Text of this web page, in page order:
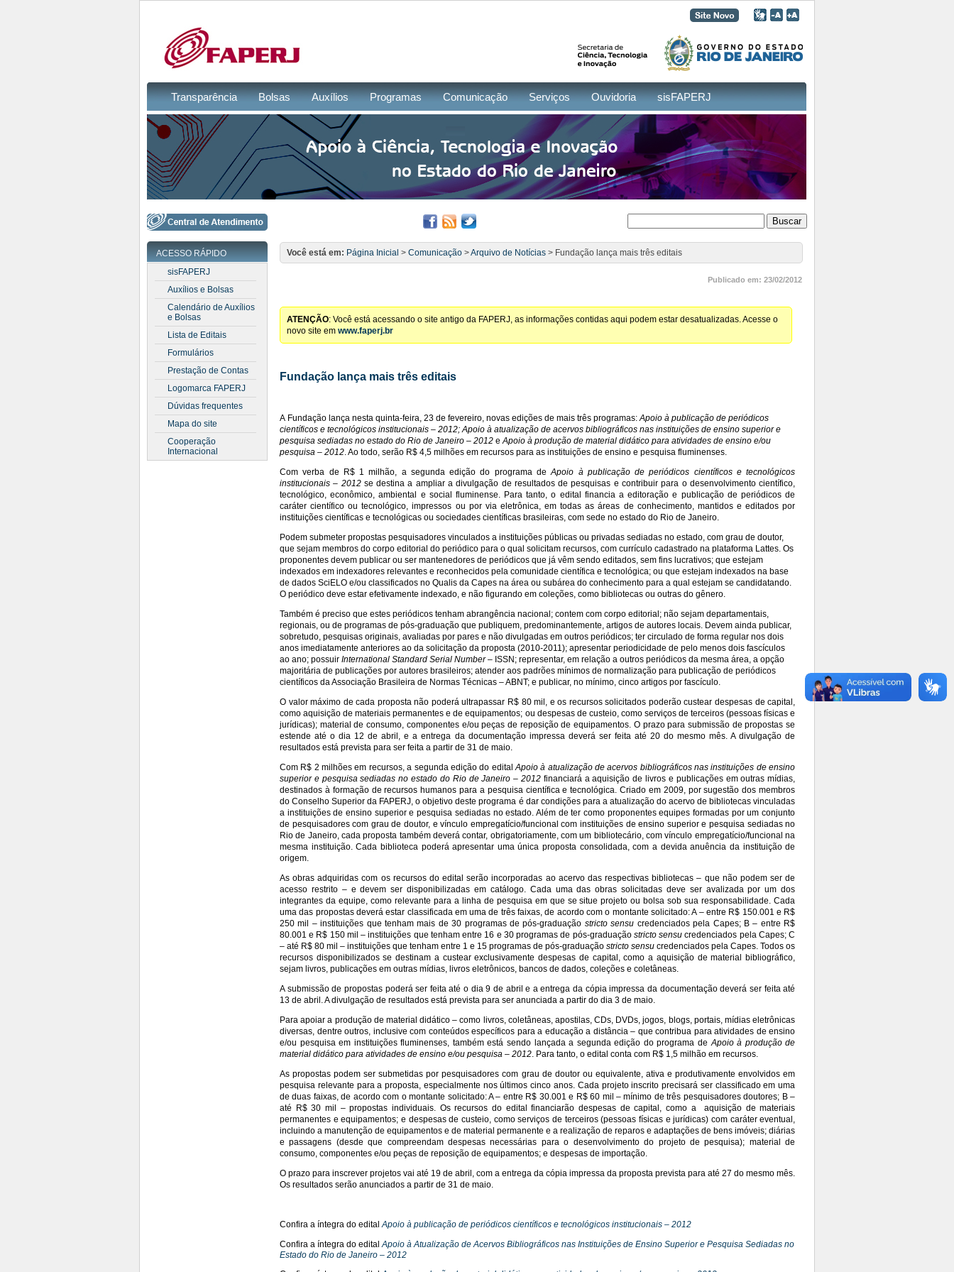
Transparência Bolsas Auxílios Programas Comunicação Serviços Ouvidoria sisFAPERJ
ACESSO RÁPIDO
sisFAPERJ
Auxílios e Bolsas
Calendário de Auxílios
e Bolsas
Lista de Editais
Formulários
Prestação de Contas
Logomarca FAPERJ
Dúvidas frequentes
Mapa do site
Cooperação
Internacional
Você está em: Página Inicial > Comunicação >Arquivo de Notícias > Fundação lança mais três editais
Publicado em: 23/02/2012
ATENÇÃO: Você está acessando o site antigo da FAPERJ, as informações contidas aqui podem estar desatualizadas. Acesse o
novo site em www.faperj.br
Fundação lança mais três editais
A Fundação lança nesta quinta-feira, 23 de fevereiro, novas edições de mais três programas:Apoio à publicação de periódicos
científicos e tecnológicos institucionais – 2012; Apoio à atualização de acervos bibliográficos nas instituições de ensino superior e
pesquisa sediadas no estado do Rio de Janeiro – 2012 e Apoio à produção de material didático para atividades de ensino e/ou
pesquisa – 2012. Ao todo, serão R$ 4,5 milhões em recursos para as instituições de ensino e pesquisa fluminenses.
Com verba de R$ 1 milhão, a segunda edição do programa deApoio à publicação de periódicos científicos e tecnológicos
institucionais – 2012se destina a ampliar a divulgação de resultados de pesquisas e contribuir para o desenvolvimento científico,
tecnológico, econômico, ambiental e social fluminense. Para tanto, o edital financia a editoração e publicação de periódicos de
caráter científico ou tecnológico, impressos ou por via eletrônica, em todas as áreas de conhecimento, mantidos e editados por
instituições científicas e tecnológicas ou sociedades científicas brasileiras, com sede no estado do Rio de Janeiro.
Podem submeter propostas pesquisadores vinculados a instituições públicas ou privadas sediadas no estado, com grau de doutor,
que sejam membros do corpo editorial do periódico para o qual solicitam recursos, com currículo cadastrado na plataforma Lattes. Os
proponentes devem publicar ou ser mantenedores de periódicos que já vêm sendo editados, sem fins lucrativos; que estejam
indexados em indexadores relevantes e reconhecidos pela comunidade científica e tecnológica; ou que estejam indexados na base
de dados SciELO e/ou classificados no Qualis da Capes na área ou subárea do conhecimento para a qual estejam se candidatando.
O periódico deve estar efetivamente indexado, e não figurando em coleções, como bibliotecas ou outras do gênero.
Também é preciso que estes periódicos tenham abrangência nacional; contem com corpo editorial; não sejam departamentais,
regionais, ou de programas de pós-graduação que publiquem, predominantemente, artigos de autores locais. Devem ainda publicar,
sobretudo, pesquisas originais, avaliadas por pares e não divulgadas em outros periódicos; ter circulado de forma regular nos dois
anos imediatamente anteriores ao da solicitação da proposta (2010-2011); apresentar periodicidade de pelo menos dois fascículos
ao ano; possuir International Standard Serial Number– ISSN; representar, em relação a outros periódicos da mesma área, a opção
majoritária de publicações por autores brasileiros; atender aos padrões mínimos de normalização para publicação de periódicos
científicos da Associação Brasileira de Normas Técnicas – ABNT; e publicar, no mínimo, cinco artigos por fascículo.
O valor máximo de cada proposta não poderá ultrapassar R$ 80 mil, e os recursos solicitados poderão custear despesas de capital,
como aquisição de materiais permanentes e de equipamentos; ou despesas de custeio, como serviços de terceiros (pessoas físicas e
jurídicas); material de consumo, componentes e/ou peças de reposição de equipamentos. O prazo para submissão de propostas se
estende até o dia 12 de abril, e a entrega da documentação impressa deverá ser feita até 20 do mesmo mês. A divulgação de
resultados está prevista para ser feita a partir de 31 de maio.
Com R$ 2 milhões em recursos, a segunda edição do editalApoio à atualização de acervos bibliográficos nas instituições de ensino
superior e pesquisa sediadas no estado do Rio de Janeiro – 2012 financiará a aquisição de livros e publicações em outras mídias,
destinados à formação de recursos humanos para a pesquisa científica e tecnológica. Criado em 2009, por sugestão dos membros
do Conselho Superior da FAPERJ, o objetivo deste programa é dar condições para a atualização do acervo de bibliotecas vinculadas
a instituições de ensino superior e pesquisa sediadas no estado. Além de ter como proponentes equipes formadas por um conjunto
de pesquisadores com grau de doutor, e vínculo empregatício/funcional com instituições de ensino superior e pesquisa sediadas no
Rio de Janeiro, cada proposta também deverá contar, obrigatoriamente, com um bibliotecário, com vínculo empregatício/funcional na
mesma instituição. Cada biblioteca poderá apresentar uma única proposta consolidada, com a devida anuência da instituição de
origem.
As obras adquiridas com os recursos do edital serão incorporadas ao acervo das respectivas bibliotecas – que não podem ser de
acesso restrito – e devem ser disponibilizadas em catálogo. Cada uma das obras solicitadas deve ser avalizada por um dos
integrantes da equipe, como relevante para a linha de pesquisa em que se situe projeto ou bolsa sob sua responsabilidade. Cada
uma das propostas deverá estar classificada em uma de três faixas, de acordo com o montante solicitado: A – entre R$ 150.001 e R$
250 mil – instituições que tenham mais de 30 programas de pós-graduação stricto sensu credenciados pela Capes; B – entre R$
80.001 e R$ 150 mil – instituições que tenham entre 16 e 30 programas de pós-graduação stricto sensu credenciados pela Capes; C
– até R$ 80 mil – instituições que tenham entre 1 e 15 programas de pós-graduaçãostricto sensu credenciados pela Capes. Todos os
recursos disponibilizados se destinam a custear exclusivamente despesas de capital, como a aquisição de material bibliográfico,
sejam livros, publicações em outras mídias, livros eletrônicos, bancos de dados, coleções e coletâneas.
A submissão de propostas poderá ser feita até o dia 9 de abril e a entrega da cópia impressa da documentação deverá ser feita até
13 de abril. A divulgação de resultados está prevista para ser anunciada a partir do dia 3 de maio.
Para apoiar a produção de material didático – como livros, coletâneas, apostilas, CDs, DVDs, jogos, blogs, portais, mídias eletrônicas
diversas, dentre outros, inclusive com conteúdos específicos para a educação a distância – que contribua para atividades de ensino
e/ou pesquisa em instituições fluminenses, também está sendo lançada a segunda edição do programa de Apoio à produção de
material didático para atividades de ensino e/ou pesquisa – 2012. Para tanto, o edital conta com R$ 1,5 milhão em recursos.
As propostas podem ser submetidas por pesquisadores com grau de doutor ou equivalente, ativa e produtivamente envolvidos em
pesquisa relevante para a proposta, especialmente nos últimos cinco anos. Cada projeto inscrito precisará ser classificado em uma
de duas faixas, de acordo com o montante solicitado: A – entre R$ 30.001 e R$ 60 mil – mínimo de três pesquisadores doutores; B –
até R$ 30 mil – propostas individuais. Os recursos do edital financiarão despesas de capital, como a aquisição de materiais
permanentes e equipamentos; e despesas de custeio, como serviços de terceiros (pessoas físicas e jurídicas) com caráter eventual,
incluindo a manutenção de equipamentos e de material permanente e a realização de reparos e adaptações de bens imóveis; diárias
e passagens (desde que compreendam despesas necessárias para o desenvolvimento do projeto de pesquisa); material de
consumo, componentes e/ou peças de reposição de equipamentos; e despesas de importação.
O prazo para inscrever projetos vai até 19 de abril, com a entrega da cópia impressa da proposta prevista para até 27 do mesmo mês.
Os resultados serão anunciados a partir de 31 de maio.
Confira a íntegra do editalApoio à publicação de periódicos científicos e tecnológicos institucionais – 2012
Confira a íntegra do edital Apoio à Atualização de Acervos Bibliográficos nas Instituições de Ensino Superior e Pesquisa Sediadas no
Estado do Rio de Janeiro – 2012